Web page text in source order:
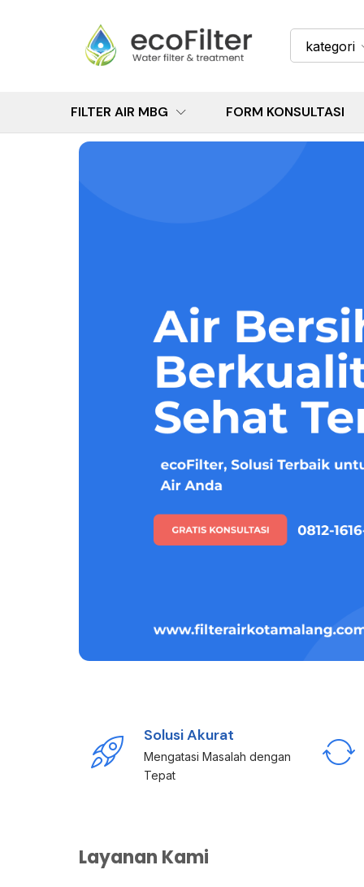
kategori
FILTER AIR MBG FORM KONSULTASI
Solusi Akurat
Mengatasi Masalah dengan
Tepat
Layanan Kami